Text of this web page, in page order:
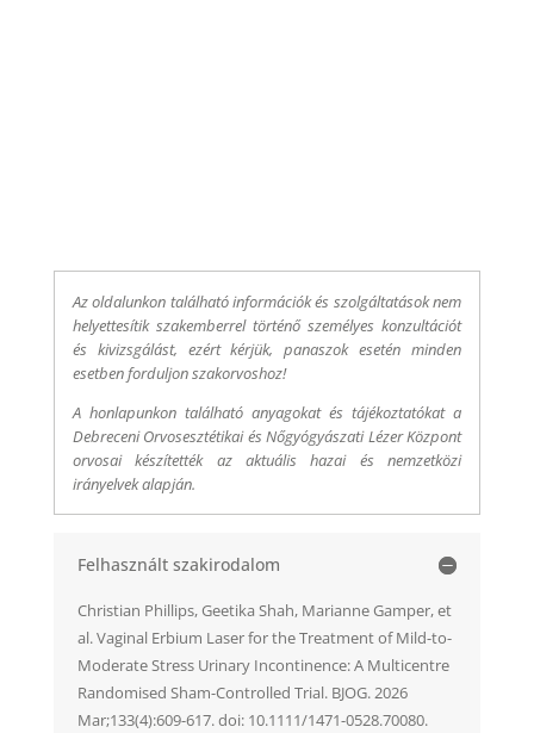
Az oldalunkon található információk és szolgáltatások nem
helyettesítik szakemberrel történő személyes konzultációt
és kivizsgálást, ezért kérjük, panaszok esetén minden
esetben forduljon szakorvoshoz!
A honlapunkon található anyagokat és tájékoztatókat a
Debreceni Orvosesztétikai és Nőgyógyászati Lézer Központ
orvosai készítették az aktuális hazai és nemzetközi
irányelvek alapján.
Felhasznált szakirodalom
Christian Phillips, Geetika Shah, Marianne Gamper, et
al. Vaginal Erbium Laser for the Treatment of Mild-to-
Moderate Stress Urinary Incontinence: A Multicentre
Randomised Sham-Controlled Trial. BJOG. 2026
Mar;133(4):609-617. doi: 10.1111/1471-0528.70080.